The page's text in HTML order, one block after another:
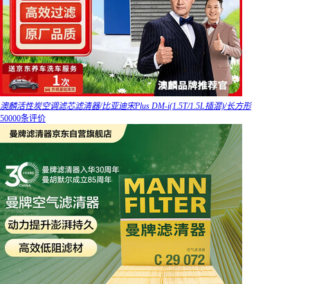
澳麟活性炭空调滤芯滤清器/比亚迪宋Plus DM-i(1.5T/1.5L插混)/长方形
50000条评价